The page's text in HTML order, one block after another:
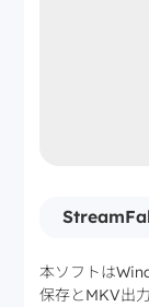
本ソフトは
保存とMKV出